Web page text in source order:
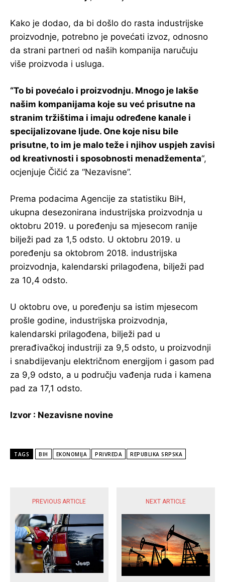
Kako je dodao, da bi došlo do rasta industrijske
proizvodnje, potrebno je povećati izvoz, odnosno
da strani partneri od naših kompanija naručuju
više proizvoda i usluga.
“To bi povećalo i proizvodnju. Mnogo je lakše
našim kompanijama koje su već prisutne na
stranim tržištima i imaju određene kanale i
specijalizovane ljude. One koje nisu bile
prisutne, to im je malo teže i njihov uspjeh zavisi
od kreativnosti i sposobnosti menadžementa“,
ocjenjuje Čičić za “Nezavisne”.
Prema podacima Agencije za statistiku BiH,
ukupna desezonirana industrijska proizvodnja u
oktobru 2019. u poređenju sa mjesecom ranije
bilježi pad za 1,5 odsto. U oktobru 2019. u
poređenju sa oktobrom 2018. industrijska
proizvodnja, kalendarski prilagođena, bilježi pad
za 10,4 odsto.
U oktobru ove, u poređenju sa istim mjesecom
prošle godine, industrijska proizvodnja,
kalendarski prilagođena, bilježi pad u
prerađivačkoj industriji za 9,5 odsto, u proizvodnji
i snabdijevanju električnom energijom i gasom pad
za 9,9 odsto, a u području vađenja ruda i kamena
pad za 17,1 odsto.
Izvor : Nezavisne novine
TAGS BIH EKONOMIJA PRIVREDA REPUBLIKA SRPSKA
PREVIOUS ARTICLE NEXT ARTICLE